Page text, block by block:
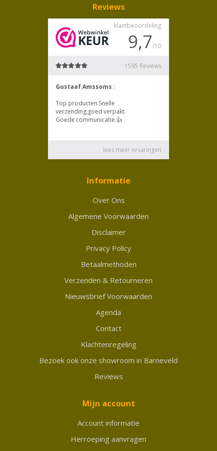
Reviews
Informatie
Over Ons
Algemene Voorwaarden
Disclaimer
Privacy Policy
Betaalmethoden
Verzenden & Retourneren
Nieuwsbrief Voorwaarden
Agenda
Contact
Klachtenregeling
Bezoek ook onze showroom in Barneveld
Reviews
Mijn account
Account informatie
Herroeping aanvragen